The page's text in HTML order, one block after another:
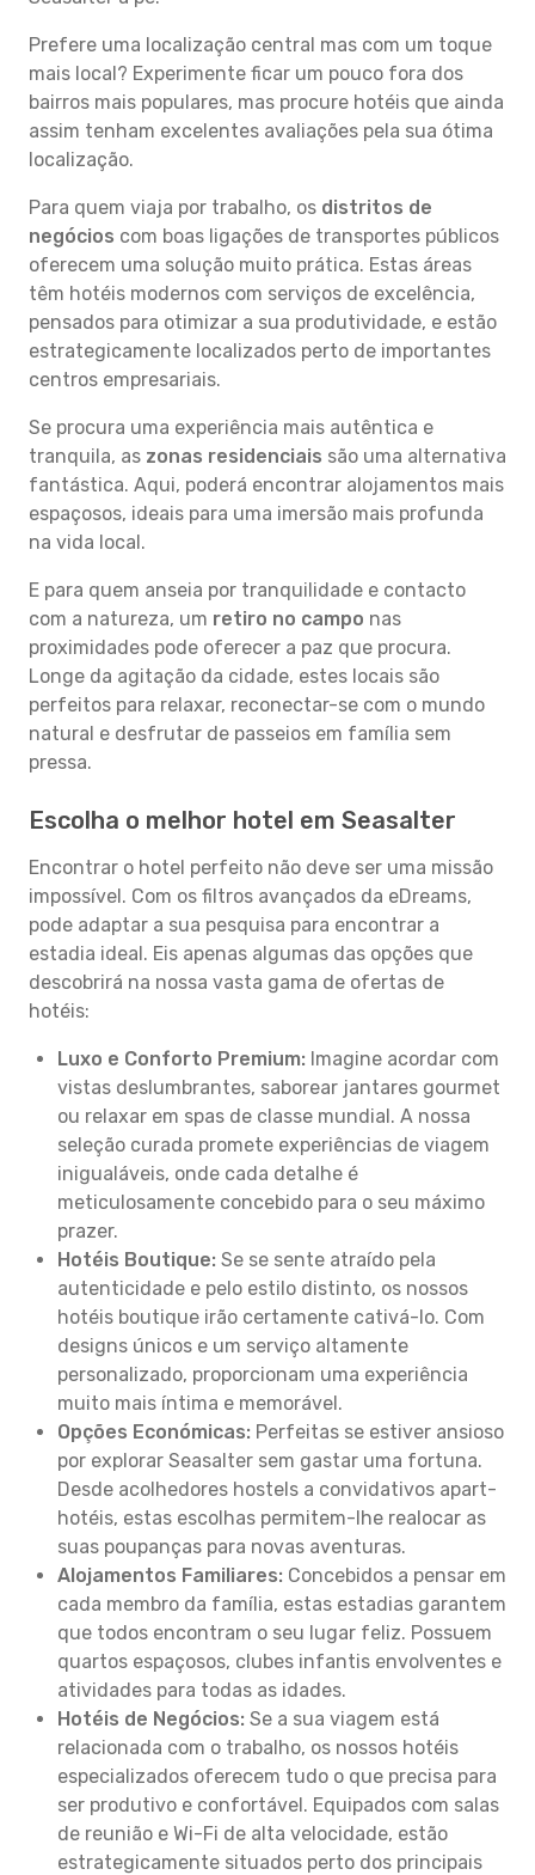
Prefere uma localização central mas com um toque
mais local? Experimente ficar um pouco fora dos
bairros mais populares, mas procure hotéis que ainda
assim tenham excelentes avaliações pela sua ótima
localização.
Para quem viaja por trabalho, os distritos de
negócios com boas ligações de transportes públicos
oferecem uma solução muito prática. Estas áreas
têm hotéis modernos com serviços de excelência,
pensados para otimizar a sua produtividade, e estão
estrategicamente localizados perto de importantes
centros empresariais.
Se procura uma experiência mais autêntica e
tranquila, as zonas residenciais são uma alternativa
fantástica. Aqui, poderá encontrar alojamentos mais
espaçosos, ideais para uma imersão mais profunda
na vida local.
E para quem anseia por tranquilidade e contacto
com a natureza, um retiro no campo nas
proximidades pode oferecer a paz que procura.
Longe da agitação da cidade, estes locais são
perfeitos para relaxar, reconectar-se com o mundo
natural e desfrutar de passeios em família sem
pressa.
Escolha o melhor hotel em Seasalter
Encontrar o hotel perfeito não deve ser uma missão
impossível. Com os filtros avançados da eDreams,
pode adaptar a sua pesquisa para encontrar a
estadia ideal. Eis apenas algumas das opções que
descobrirá na nossa vasta gama de ofertas de
hotéis:
Luxo e Conforto Premium: Imagine acordar com
vistas deslumbrantes, saborear jantares gourmet
ou relaxar em spas de classe mundial. A nossa
seleção curada promete experiências de viagem
inigualáveis, onde cada detalhe é
meticulosamente concebido para o seu máximo
prazer.
Hotéis Boutique: Se se sente atraído pela
autenticidade e pelo estilo distinto, os nossos
hotéis boutique irão certamente cativá-lo. Com
designs únicos e um serviço altamente
personalizado, proporcionam uma experiência
muito mais íntima e memorável.
Opções Económicas: Perfeitas se estiver ansioso
por explorar Seasalter sem gastar uma fortuna.
Desde acolhedores hostels a convidativos apart-
hotéis, estas escolhas permitem-lhe realocar as
suas poupanças para novas aventuras.
Alojamentos Familiares: Concebidos a pensar em
cada membro da família, estas estadias garantem
que todos encontram o seu lugar feliz. Possuem
quartos espaçosos, clubes infantis envolventes e
atividades para todas as idades.
Hotéis de Negócios: Se a sua viagem está
relacionada com o trabalho, os nossos hotéis
especializados oferecem tudo o que precisa para
ser produtivo e confortável. Equipados com salas
de reunião e Wi-Fi de alta velocidade, estão
estrategicamente situados perto dos principais